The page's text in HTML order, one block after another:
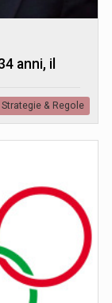
anni, il
Strategie & Regole